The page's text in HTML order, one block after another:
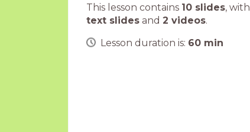
This lesson contains 10 slides, with
text slides and 2 videos.
Lesson duration is: 60 min